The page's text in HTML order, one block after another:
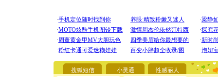
搜狐短信 小灵通 性感丽人
[圣诞节]
要平安！
[圣诞节]